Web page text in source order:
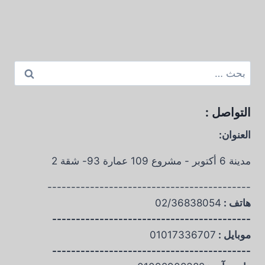
عن:
التواصل :
العنوان:
مدينة 6 أكتوبر - مشروع 109 عمارة 93- شقة 2
-------------------------------------------
هاتف : 02/36838054
------------------------------------------
موبايل : 01017336707
------------------------------------------